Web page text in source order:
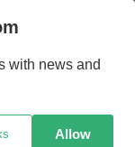
with news and
Allow